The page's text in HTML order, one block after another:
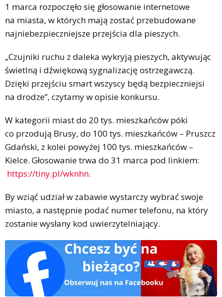
1 marca rozpoczęło się głosowanie internetowe
na miasta, w których mają zostać przebudowane
najniebezpieczniejsze przejścia dla pieszych.
„Czujniki ruchu z daleka wykryją pieszych, aktywując
świetlną i dźwiękową sygnalizację ostrzegawczą.
Dzięki przejściu smart wszyscy będą bezpieczniejsi
na drodze”, czytamy w opisie konkursu.
W kategorii miast do 20 tys. mieszkańców póki
co przodują Brusy, do 100 tys. mieszkańców – Pruszcz
Gdański, z kolei powyżej 100 tys. mieszkańców –
Kielce. Głosowanie trwa do 31 marca pod linkiem:
https://tiny.pl/wknhn.
By wziąć udział w zabawie wystarczy wybrać swoje
miasto, a następnie podać numer telefonu, na który
zostanie wysłany kod uwierzytelniający.